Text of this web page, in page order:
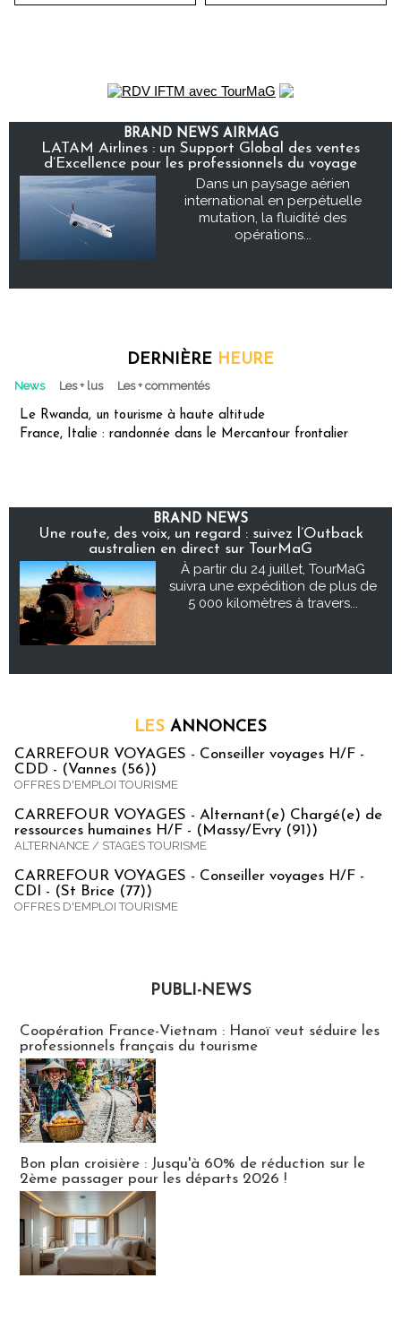
BRAND NEWS AIRMAG
LATAM Airlines : un Support Global des ventes
d’Excellence pour les professionnels du voyage
Dans un paysage aérien
international en perpétuelle
mutation, la fluidité des
opérations...
DERNIÈRE HEURE
News Les + lus Les + commentés
Le Rwanda, un tourisme à haute altitude
France, Italie : randonnée dans le Mercantour frontalier
BRAND NEWS
Une route, des voix, un regard : suivez l’Outback
australien en direct sur TourMaG
À partir du 24 juillet, TourMaG
suivra une expédition de plus de
5 000 kilomètres à travers...
LES ANNONCES
CARREFOUR VOYAGES - Conseiller voyages H/F -
CDD - (Vannes (56))
OFFRES D'EMPLOI TOURISME
CARREFOUR VOYAGES - Alternant(e) Chargé(e) de
ressources humaines H/F - (Massy/Evry (91))
ALTERNANCE / STAGES TOURISME
CARREFOUR VOYAGES - Conseiller voyages H/F -
CDI - (St Brice (77))
OFFRES D'EMPLOI TOURISME
PUBLI-NEWS
Coopération France-Vietnam : Hanoï veut séduire les
professionnels français du tourisme
Bon plan croisière : Jusqu'à 60% de réduction sur le
2ème passager pour les départs 2026 !